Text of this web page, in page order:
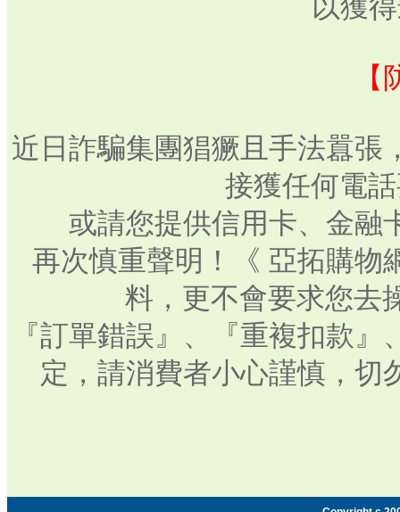
以獲
近日詐騙集團猖獗且手法囂張
接獲任何電
或請您提供信用卡、金融
再次慎重聲明！《 亞拓購物
料，更不會要求您去
『訂單錯誤』、『重複扣款
定，請消費者小心謹慎，切